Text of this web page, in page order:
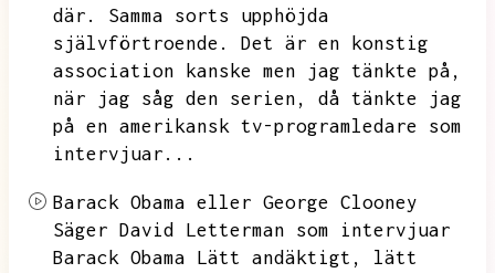
där.
Samma sorts upphöjda
självförtroende.
Det är en konstig
association kanske men jag tänkte på,
när jag såg den serien,
då tänkte jag
på en amerikansk tv-programledare som
intervjuar...
Barack Obama eller George Clooney
Säger David Letterman som intervjuar
Barack Obama Lätt andäktigt,
lätt